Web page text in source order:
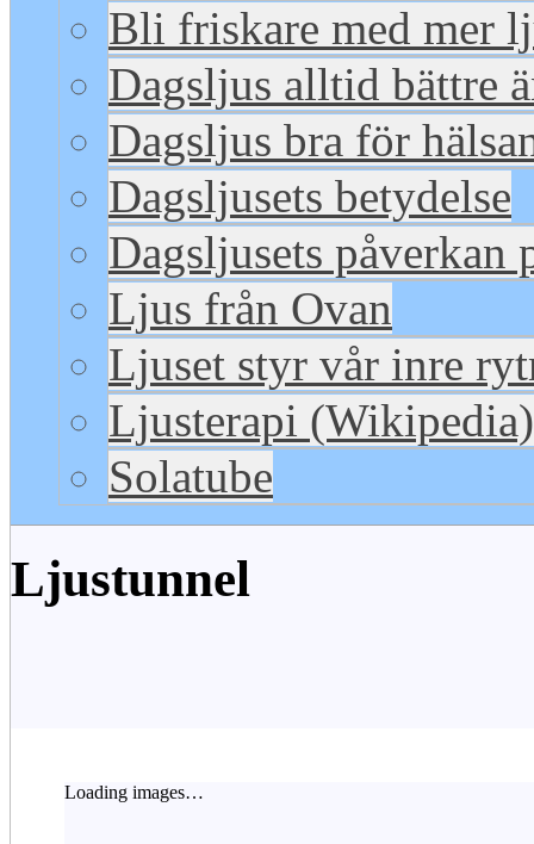
Bli friskare med mer
Dagsljus alltid bättre
Dagsljus bra för
Dagsljusets betydelse
Dagsljusets påverkan
Ljus från Ovan
Ljuset styr vår inre
Ljusterapi (Wikipedia)
Solatube
Ljustunnel
Loading images…